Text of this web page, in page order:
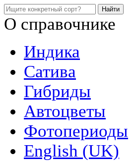
О справочнике
Индика
Сатива
Гибриды
Автоцветы
Фотопериоды
English (UK)